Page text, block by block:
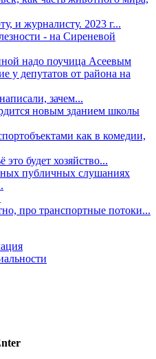
и журналисту. 2023 г...
- на Сиреневой
надо поучица Асеевым
у депутатов от района на
зачем...
новым зданием школы
как в комедии,
это будет хозяйство...
публичных слушаниях
про транспортные потоки...